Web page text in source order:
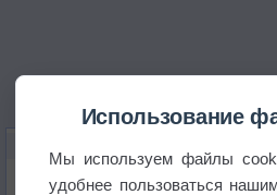
Температура
Использование
Мы используем файлы
удобнее пользоваться